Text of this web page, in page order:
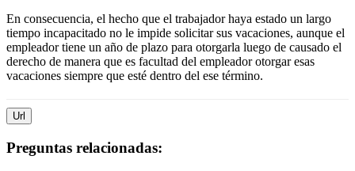
En consecuencia, el hecho que el trabajador haya estado un largo
tiempo incapacitado no le impide solicitar sus vacaciones, aunque el
empleador tiene un año de plazo para otorgarla luego de causado el
derecho de manera que es facultad del empleador otorgar esas
vacaciones siempre que esté dentro del ese término.
Url
Preguntas relacionadas: